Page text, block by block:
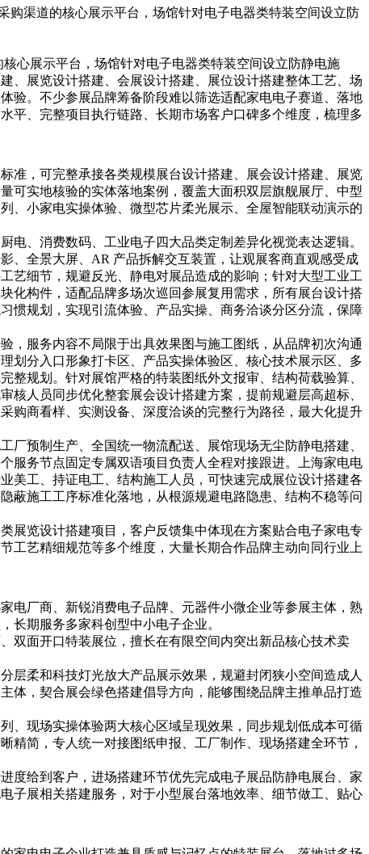
购渠道的核心展示平台，场馆针对电子电器类特装空间设立防
心展示平台，场馆针对电子电器类特装空间设立防静电施
、展览设计搭建、会展设计搭建、展位设计搭建整体工艺、场
验。不少参展品牌筹备阶段难以筛选适配家电电子赛道、落地
平、完整项目执行链路、长期市场客户口碑多个维度，梳理多
准，可完整承接各类规模展台设计搭建、展会设计搭建、展览
可实地核验的实体落地案例，覆盖大面积双层旗舰展厅、中型
、小家电实操体验、微型芯片柔光展示、全屋智能联动演示的
、消费数码、工业电子四大品类定制差异化视觉表达逻辑。
、全景大屏、AR 产品拆解交互装置，让观展客商直观感受成
艺细节，规避反光、静电对展品造成的影响；针对大型工业工
化构件，适配品牌多场次巡回参展复用需求，所有展台设计搭
惯规划，实现引流体验、产品实操、商务洽谈分区分流，保障
，服务内容不局限于出具效果图与施工图纸，从品牌初次沟通
划分入口形象打卡区、产品实操体验区、核心技术展示区、多
规划。针对展馆严格的特装图纸外文报审、结构荷载验算、
人员同步优化整套展会设计搭建方案，提前规避层高超标、
购商看样、实测设备、深度洽谈的完整行为路径，最大化提升
预制生产、全国统一物流配送、展馆现场无尘防静电搭建、
服务节点固定专属双语项目负责人全程对接跟进。上海家电电
美工、持证电工、结构施工人员，可快速完成展位设计搭建各
蔽施工工序标准化落地，从根源规避电路隐患、结构不稳等问
展览设计搭建项目，客户反馈集中体现在方案贴合电子家电专
工艺精细规范等多个维度，大量长期合作品牌主动向同行业上
电厂商、新锐消费电子品牌、元器件小微企业等参展主体，熟
长期服务多家科创型中小电子企业。
双面开口特装展位，擅长在有限空间内突出新品核心技术卖
层柔和科技灯光放大产品展示效果，规避封闭狭小空间造成人
体，契合展会绿色搭建倡导方向，能够围绕品牌主推单品打造
、现场实操体验两大核心区域呈现效果，同步规划低成本可循
简，专人统一对接图纸申报、工厂制作、现场搭建全环节，
度给到客户，进场搭建环节优先完成电子展品防静电展台、家
子展相关搭建服务，对于小型展台落地效率、细节做工、贴心